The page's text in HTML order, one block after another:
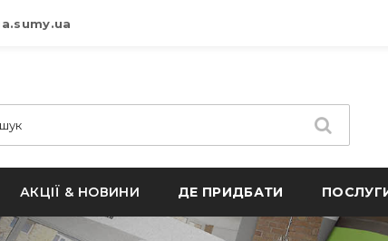
АКЦІЇ & НОВИНИ ДЕ ПРИДБАТИ